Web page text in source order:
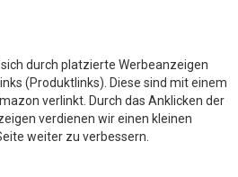
durch platzierte Werbeanzeigen
(Produktlinks). Diese sind mit einem
verlinkt. Durch das Anklicken der
verdienen wir einen kleinen
weiter zu verbessern.